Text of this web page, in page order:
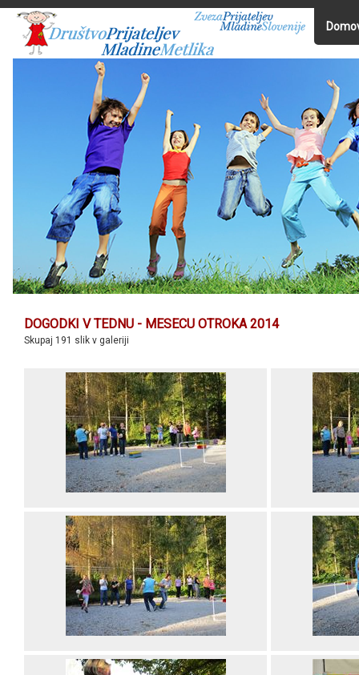
DOGODKI V TEDNU - MESECU OTROKA 2014
Skupaj 191 slik v galeriji